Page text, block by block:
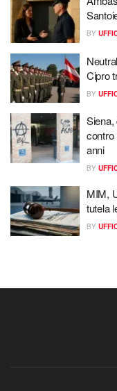
BY
Cipro
BY
Siena,
contro
anni
BY
MIM,
tutela
BY